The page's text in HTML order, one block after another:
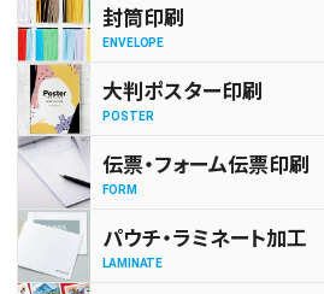
封筒印刷
ENVELOPE
大判ポスター印刷
POSTER
伝票・フォーム伝票印刷
FORM
パウチ・ラミネート加工
LAMINATE